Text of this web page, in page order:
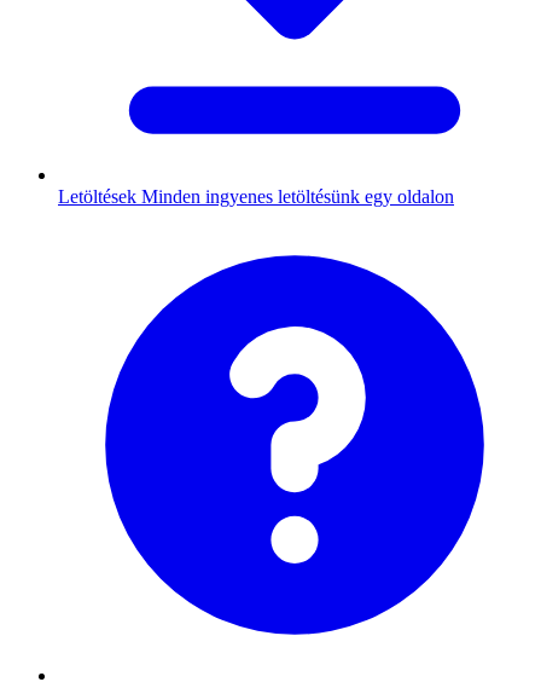
Letöltések Minden ingyenes letöltésünk egy oldalon